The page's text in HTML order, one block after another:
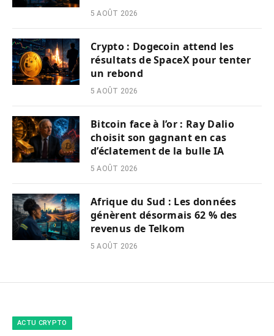
5 AOÛT 2026
Crypto : Dogecoin attend les
résultats de SpaceX pour tenter
un rebond
5 AOÛT 2026
Bitcoin face à l’or : Ray Dalio
choisit son gagnant en cas
d’éclatement de la bulle IA
5 AOÛT 2026
Afrique du Sud : Les données
génèrent désormais 62 % des
revenus de Telkom
5 AOÛT 2026
ACTU CRYPTO